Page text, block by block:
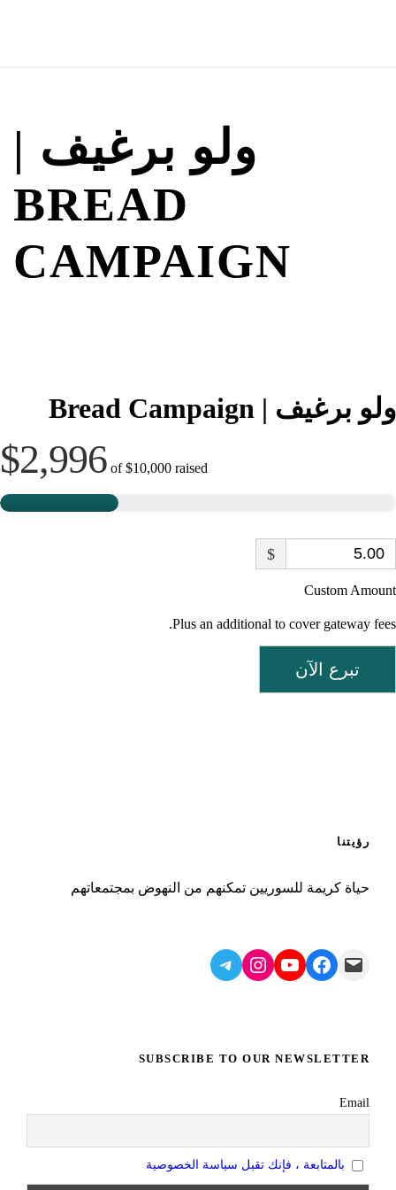
ولو برغيف |
BREAD
CAMPAIGN
ولو برغيف | Bread Campaign
$2,996 of$10,000 raised
$
Custom Amount
Plus an additional to cover gateway fees.
تبرع الآن
رؤيتنا
حياة كريمة للسوريين تمكنهم من النهوض بمجتمعاتهم
Mail
Facebook
YouTube
Instagram
Telegram
SUBSCRIBE TO OUR NEWSLETTER
Email
بالمتابعة ، فإنك تقبل سياسة الخصوصية